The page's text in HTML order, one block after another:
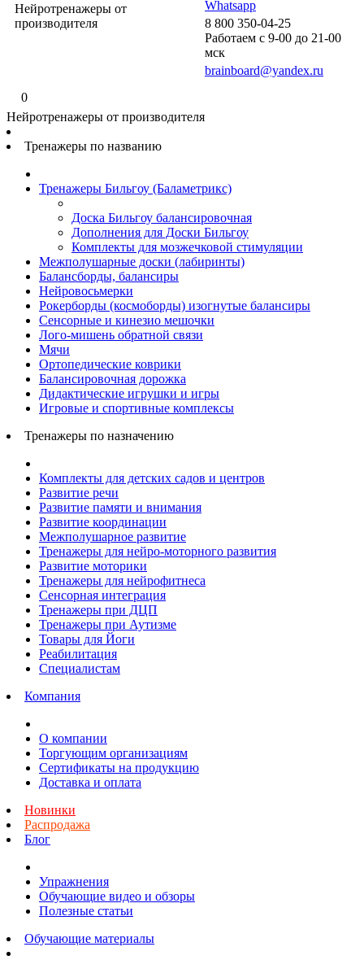
Нейротренажеры от
производителя
Whatsapp
8 800 350-04-25
Работаем с 9-00 до 21-00
мск
brainboard@yandex.ru
0
Нейротренажеры от производителя
Тренажеры по названию
Тренажеры Бильгоу (Баламетрикс)
Доска Бильгоу балансировочная
Дополнения для Доски Бильгоу
Комплекты для мозжечковой стимуляции
Межполушарные доски (лабиринты)
Балансборды, балансиры
Нейровосьмерки
Рокерборды (космоборды) изогнутые балансиры
Сенсорные и кинезио мешочки
Лого-мишень обратной связи
Мячи
Ортопедические коврики
Балансировочная дорожка
Дидактические игрушки и игры
Игровые и спортивные комплексы
Тренажеры по назначению
Комплекты для детских садов и центров
Развитие речи
Развитие памяти и внимания
Развитие координации
Межполушарное развитие
Тренажеры для нейро-моторного развития
Развитие моторики
Тренажеры для нейрофитнеса
Сенсорная интеграция
Тренажеры при ДЦП
Тренажеры при Аутизме
Товары для Йоги
Реабилитация
Специалистам
Компания
О компании
Торгующим организациям
Сертификаты на продукцию
Доставка и оплата
Новинки
Распродажа
Блог
Упражнения
Обучающие видео и обзоры
Полезные статьи
Обучающие материалы